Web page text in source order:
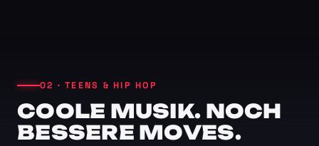
02 · TEENS & HIP HOP
COOLE MUSIK. NOCH
BESSERE MOVES.